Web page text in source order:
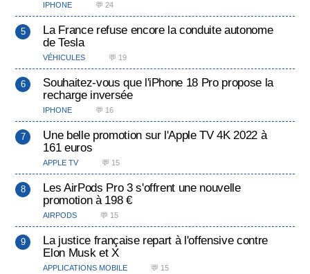
IPHONE 💬 24
La France refuse encore la conduite autonome
de Tesla
VÉHICULES 💬 19
Souhaitez-vous que l'iPhone 18 Pro propose la
recharge inversée
IPHONE 💬 16
Une belle promotion sur l'Apple TV 4K 2022 à
161 euros
APPLE TV 💬 15
Les AirPods Pro 3 s'offrent une nouvelle
promotion à 198 €
AIRPODS 💬 15
La justice française repart à l'offensive contre
Elon Musk et X
APPLICATIONS MOBILE 💬 15